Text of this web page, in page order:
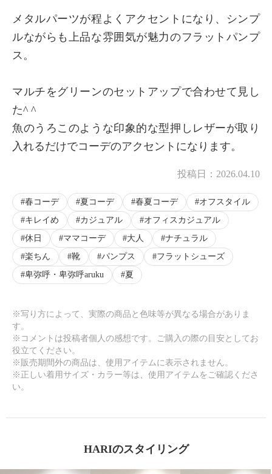
メタルパーツが程よくアクセントになり、シンプ
ルながらも上品な雰囲気が魅力のフラットパンプ
ス。
マルチをグリーンのセットアップで合わせて見し
た^ ^
魚のうろこのような印象的な型押しレザーが取り
入れるだけでコーデのアクセントになります。
投稿日： 2026.04.10
春コーデ 夏コーデ 春夏コーデ
オフスタイル
キレイめ
カジュアル
オフィスカジュアル
休日
ママコーデ 大人
ナチュラル
楽ちん
靴 パンプス
フラットシューズ
卑弥呼・卑弥呼aruku
夏
※写り方によって、実際の商品と色味等が異なる場合がありま
す。
※コメントは投稿者個人の感想です。ご購入の際の目安としてお
役立てください。
※販売期間外の商品は、使用アイテムに表示されません。
※正しい着用サイズ・カラー等は、使用アイテムをご確認くださ
い。
HARIのスタイリング